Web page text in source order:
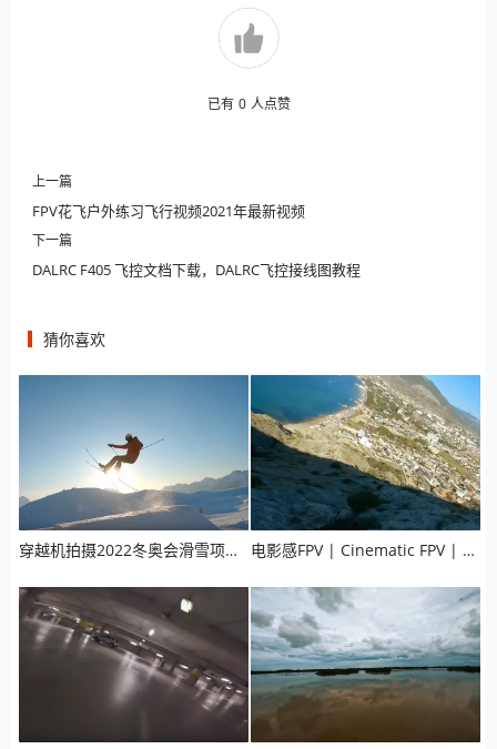
已有 0 人点赞
上一篇
FPV花飞户外练习飞行视频2021年最新视频
下一篇
DALRC F405 飞控文档下载，DALRC飞控接线图教程
猜你喜欢
穿越机拍摄2022冬奥会滑雪项目宣传片，效果震撼人心 电影感FPV | Cinematic FPV | FPV拍摄山峰